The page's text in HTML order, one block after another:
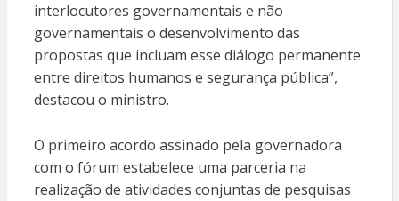
interlocutores governamentais e não
governamentais o desenvolvimento das
propostas que incluam esse diálogo permanente
entre direitos humanos e segurança pública”,
destacou o ministro.
O primeiro acordo assinado pela governadora
com o fórum estabelece uma parceria na
realização de atividades conjuntas de pesquisas